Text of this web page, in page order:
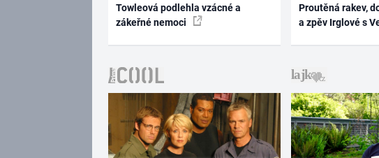
Towleová podlehla vzácné a
zákeřné nemoci
Proutěná rakev,
a zpěv Irglové s